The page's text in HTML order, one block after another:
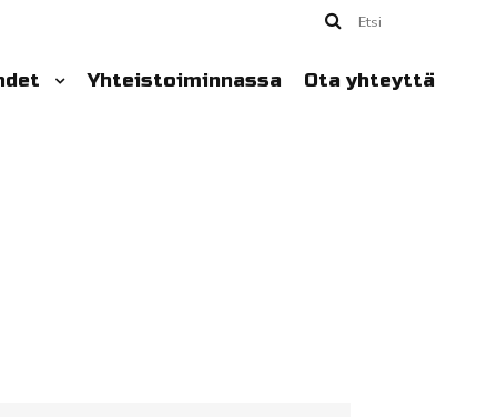
Etsi
Yhteistoiminnassa Ota yhteyttä